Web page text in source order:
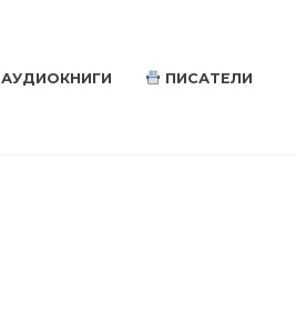
АУДИОКНИГИ ПИСАТЕЛИ